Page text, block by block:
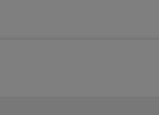
istniejące konto